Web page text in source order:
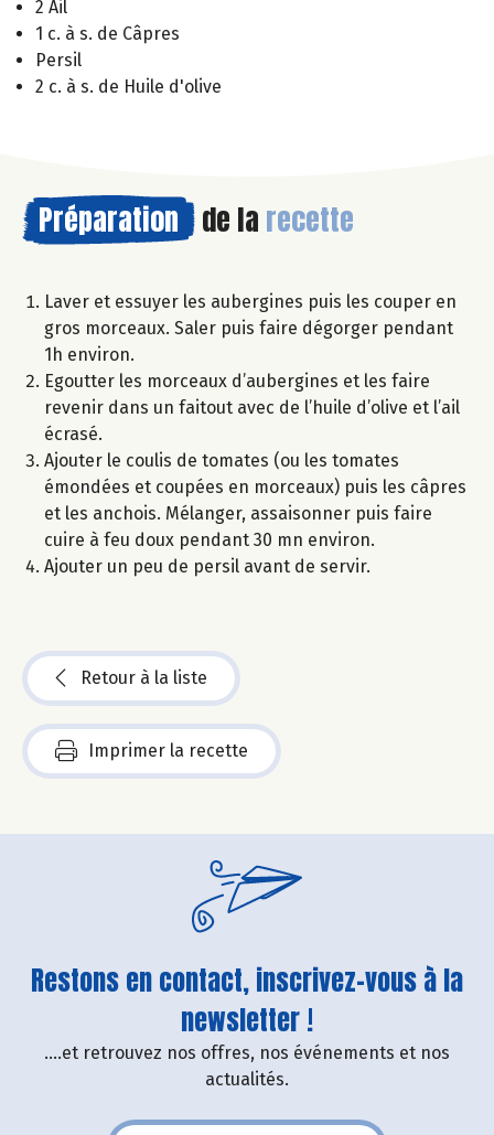
2 Ail
1 c. à s. de Câpres
Persil
2 c. à s. de Huile d'olive
Préparation de la recette
Laver et essuyer les aubergines puis les couper en
gros morceaux. Saler puis faire dégorger pendant
1h environ.
Egoutter les morceaux d’aubergines et les faire
revenir dans un faitout avec de l’huile d’olive et l’ail
écrasé.
Ajouter le coulis de tomates (ou les tomates
émondées et coupées en morceaux) puis les câpres
et les anchois. Mélanger, assaisonner puis faire
cuire à feu doux pendant 30 mn environ.
Ajouter un peu de persil avant de servir.
Retour à la liste
Imprimer la recette
Restons en contact, inscrivez-vous à la
newsletter !
....et retrouvez nos offres, nos événements et nos
actualités.